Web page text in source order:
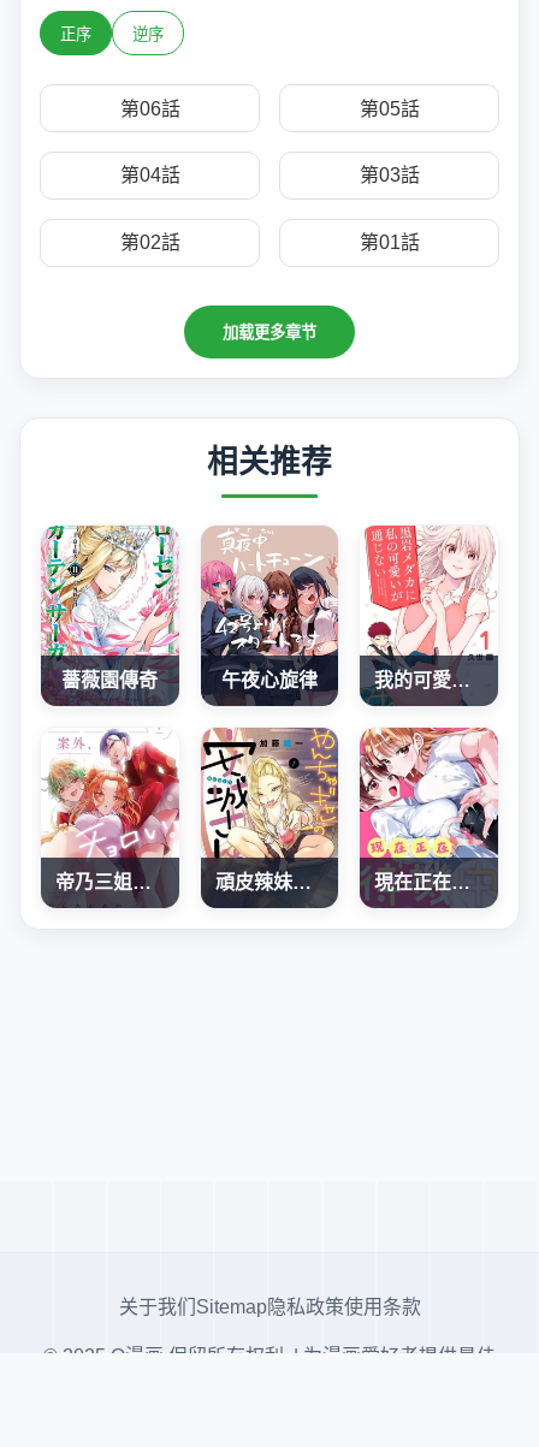
正序 逆序
第06話 第05話
第04話 第03話
第02話 第01話
加载更多章节
相关推荐
薔薇園傳奇 午夜心旋律 我的可愛對黑岩目高不管用
帝乃三姐妹原來很好搞定 頑皮辣妹安城同學 現在正在待機中
关于我们 Sitemap隐私政策使用条款
© 2025 Q漫画 保留所有权利. | 为漫画爱好者提供最佳